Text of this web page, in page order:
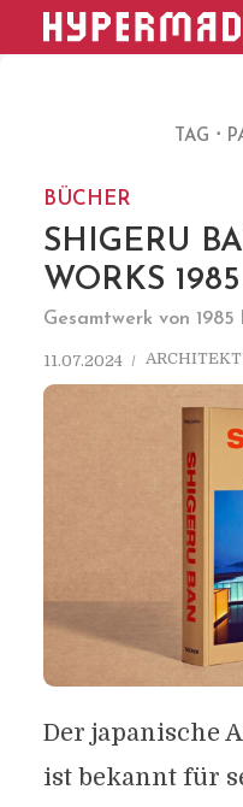
HYPERMADE
TAG
BÜCHER
SHIGERU
WORKS
Gesamtwerk von 1985
11.07.2024
Der japanische
ist bekannt für